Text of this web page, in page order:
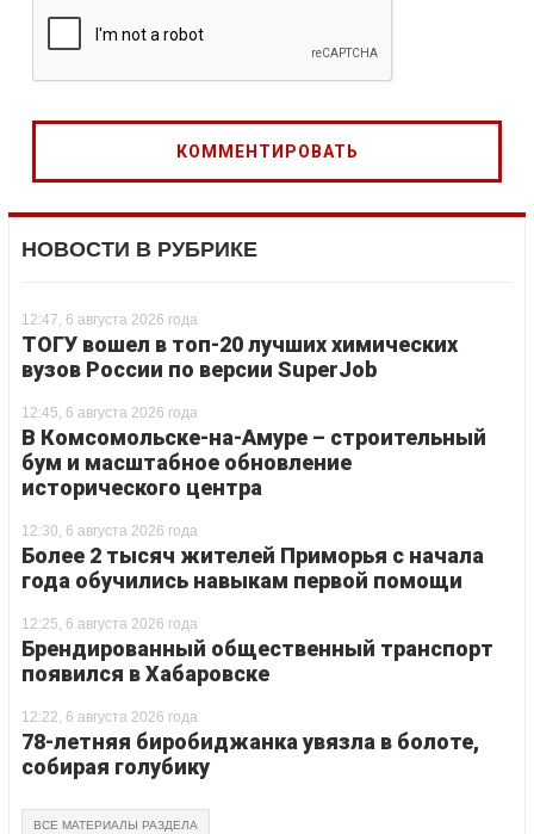
НОВОСТИ В РУБРИКЕ
12:47, 6 августа 2026 года
ТОГУ вошел в топ-20 лучших химических
вузов России по версии SuperJob
12:45, 6 августа 2026 года
В Комсомольске-на-Амуре – строительный
бум и масштабное обновление
исторического центра
12:30, 6 августа 2026 года
Более 2 тысяч жителей Приморья с начала
года обучились навыкам первой помощи
12:25, 6 августа 2026 года
Брендированный общественный транспорт
появился в Хабаровске
12:22, 6 августа 2026 года
78-летняя биробиджанка увязла в болоте,
собирая голубику
ВСЕ МАТЕРИАЛЫ РАЗДЕЛА